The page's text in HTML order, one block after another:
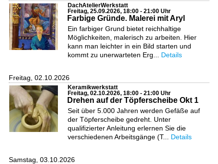
DachAtelierWerkstatt
Freitag, 25.09.2026, 18:00 - 21:00 Uhr
Farbige Gründe. Malerei mit Aryl
Ein farbiger Grund bietet reichhaltige
Möglichkeiten, malerisch zu arbeiten. Hier
kann man leichter in ein Bild starten und
kommt zu unerwarteten Erg... Details
Freitag, 02.10.2026
Keramikwerkstatt
Freitag, 02.10.2026, 18:00 - 21:00 Uhr
Drehen auf der Töpferscheibe Okt 1
Seit über 5.000 Jahren werden Gefäße auf
der Töpferscheibe gedreht. Unter
qualifizierter Anleitung erlernen Sie die
verschiedenen Arbeitsgänge (T... Details
Samstag, 03.10.2026